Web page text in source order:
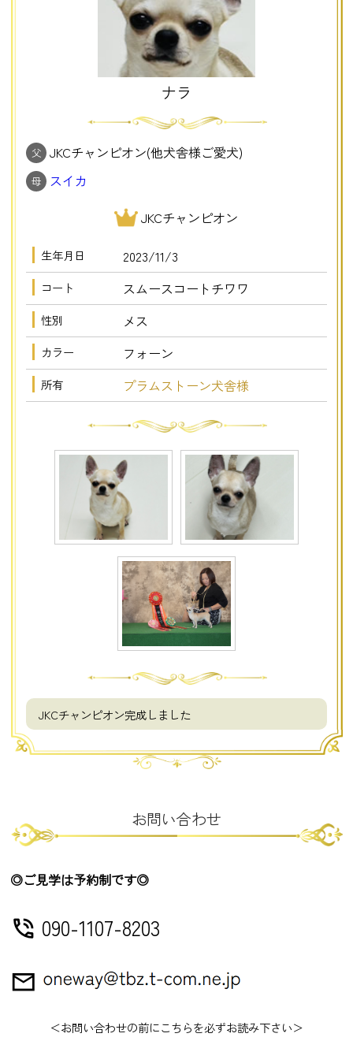
ナラ
父 JKCチャンピオン(他犬舎様ご愛犬)
母
スイカ
JKCチャンピオン
生年月日 2023/11/3
コート スムースコートチワワ
性別 メス
カラー フォーン
所有 プラムストーン犬舎様
JKCチャンピオン完成しました
お問い合わせ
◎ご見学は予約制です◎
phone_in_talk 090-1107-8203
mail_outline
＜お問い合わせの前にこちらを必ずお読み下さい＞